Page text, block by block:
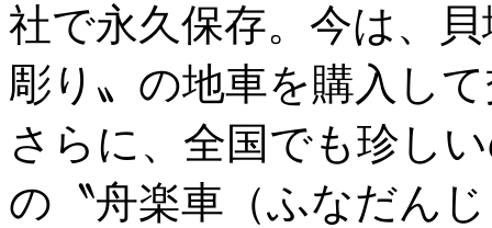
社で永久保存。今は、
彫り〟の地車を購入し
さらに、全国でも珍し
の〝舟楽車（ふなだん